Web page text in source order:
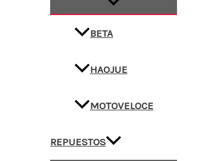
BETA
HAOJUE
MOTOVELOCE
REPUESTOS